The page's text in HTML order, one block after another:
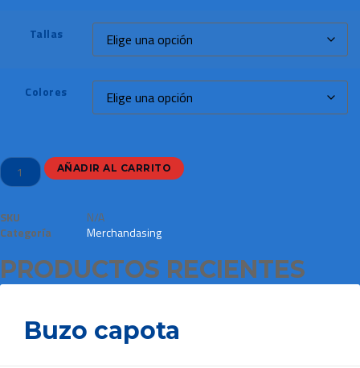
Tallas
Colores
AÑADIR AL CARRITO
SKU
N/A
Categoría
Merchandasing
PRODUCTOS RECIENTES
Buzo capota